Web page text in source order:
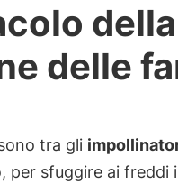
della
delle
tra gli
per sfuggire ai freddi